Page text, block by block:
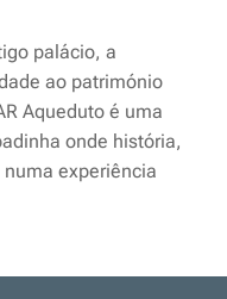
palácio, a
ao património
Aqueduto é uma
onde história,
experiência